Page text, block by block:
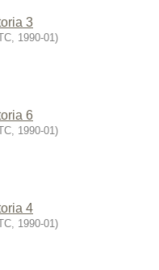
3
, 1990-01)
6
, 1990-01)
4
, 1990-01)